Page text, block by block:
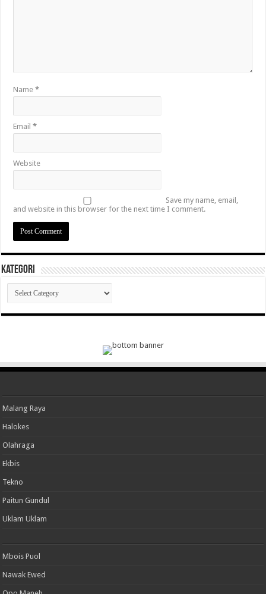
Name*
Email*
Website
Save my name, email,
and website in this browser for the next time I comment.
Kategori
Kategori
Malang Raya
Halokes
Olahraga
Ekbis
Tekno
Paitun Gundul
Uklam Uklam
Mbois Puol
Nawak Ewed